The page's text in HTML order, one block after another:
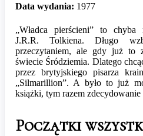
Data wydania: 1977
„Władca pierścieni” to chyba
J.R.R. Tolkiena. Długo
przeczytaniem, ale gdy już to
świecie Śródziemia. Dlatego
przez brytyjskiego pisarza
„Silmarillion”. A było to już
książki, tym razem zdecydowanie
Początki